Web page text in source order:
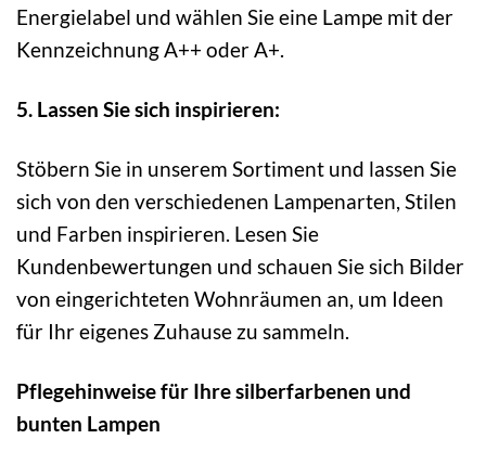
Energielabel und wählen Sie eine Lampe mit der
Kennzeichnung A++ oder A+.
5. Lassen Sie sich inspirieren:
Stöbern Sie in unserem Sortiment und lassen Sie
sich von den verschiedenen Lampenarten, Stilen
und Farben inspirieren. Lesen Sie
Kundenbewertungen und schauen Sie sich Bilder
von eingerichteten Wohnräumen an, um Ideen
für Ihr eigenes Zuhause zu sammeln.
Pflegehinweise für Ihre silberfarbenen und
bunten Lampen